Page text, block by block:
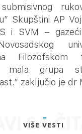
Skupštini AP
i SVM –
Filozofskom
mala grupa
zaključio je dr
VIŠE VESTI